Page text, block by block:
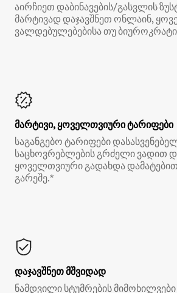
აირჩიეთ დაბინავების/გასვლის
მარტივად დაჯავშნეთ ონლაინ,
ვალდებულებებისა თუ
მარტივი, ყოველთვიური ტარიფები
საგანგებო ტარიფები
საცხოვრებლების გრძელი ვადით
ყოველთვიური გადახდა
გარეშე.*
დაჯავშნეთ მშვიდად
ნამდვილი სტუმრების